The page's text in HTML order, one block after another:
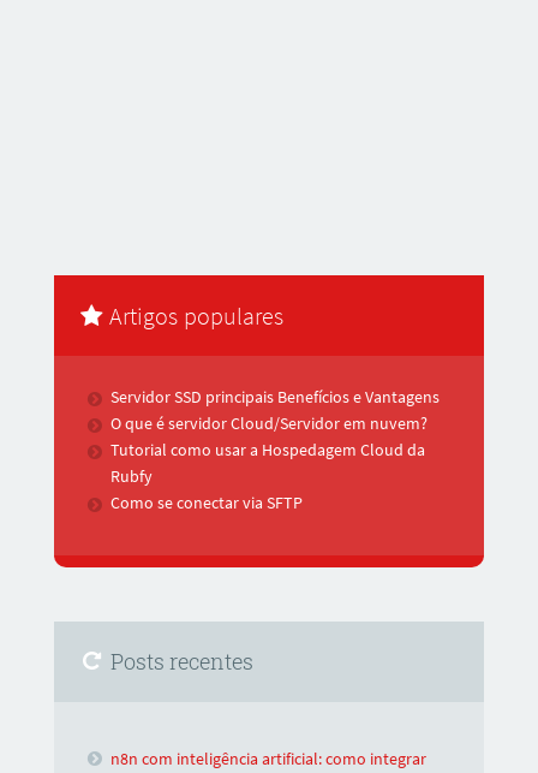
Artigos populares
Servidor SSD principais Benefícios e Vantagens
O que é servidor Cloud/Servidor em nuvem?
Tutorial como usar a Hospedagem Cloud da
Rubfy
Como se conectar via SFTP
Posts recentes
n8n com inteligência artificial: como integrar